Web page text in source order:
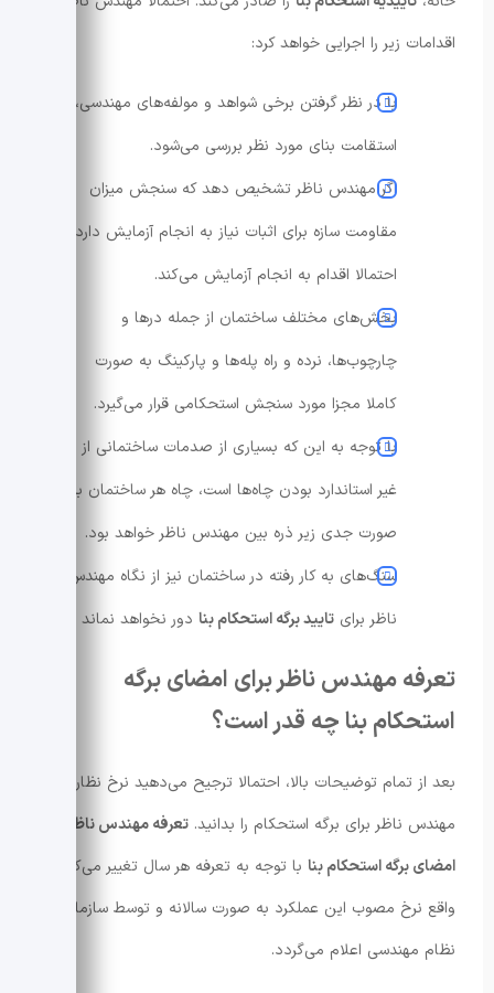
اقدامات زیر را اجرایی خواهد کرد:
با در نظر گرفتن برخی شواهد و مولفه‌های مهندسی،
استقامت بنای مورد نظر بررسی می‌شود.
اگر مهندس ناظر تشخیص دهد که سنجش میزان
مقاومت سازه برای اثبات نیاز به انجام آزمایش دارد،
احتمالا اقدام به انجام آزمایش می‌کند.
بخش‌های مختلف ساختمان از جمله درها و
چارچوب‌ها، نرده و راه پله‌ها و پارکینگ به صورت
کاملا مجزا مورد سنجش استحکامی قرار می‌گیرد.
با توجه به این که بسیاری از صدمات ساختمانی از
غیر استاندارد بودن چاه‌ها است، چاه هر ساختمان به
صورت جدی زیر ذره بین مهندس ناظر خواهد بود.
سنگ‌های به کار رفته در ساختمان نیز از نگاه مهندس
ناظر برای تایید برگه استحکام بنا دور نخواهد نماند
تعرفه مهندس ناظر برای امضای برگه
استحکام بنا چه قدر است؟
بعد از تمام توضیحات بالا، احتمالا ترجیح می‌دهید نرخ نظارت
مهندس ناظر برای برگه استحکام را بدانید. تعرفه مهندس ناظر برای
امضای برگه استحکام بنا با توجه به تعرفه هر سال تغییر می‌کند. در
واقع نرخ مصوب این عملکرد به صورت سالانه و توسط سازمان
نظام مهندسی اعلام می‌گردد.